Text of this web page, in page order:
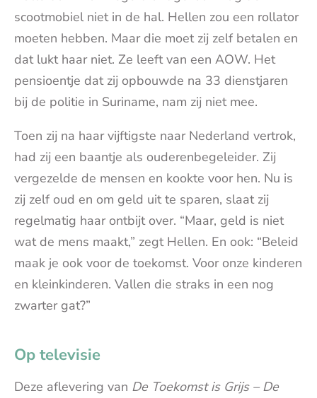
scootmobiel niet in de hal. Hellen zou een rollator
moeten hebben. Maar die moet zij zelf betalen en
dat lukt haar niet. Ze leeft van een AOW. Het
pensioentje dat zij opbouwde na 33 dienstjaren
bij de politie in Suriname, nam zij niet mee.
Toen zij na haar vijftigste naar Nederland vertrok,
had zij een baantje als ouderenbegeleider. Zij
vergezelde de mensen en kookte voor hen. Nu is
zij zelf oud en om geld uit te sparen, slaat zij
regelmatig haar ontbijt over. “Maar, geld is niet
wat de mens maakt,” zegt Hellen. En ook: “Beleid
maak je ook voor de toekomst. Voor onze kinderen
en kleinkinderen. Vallen die straks in een nog
zwarter gat?”
Op televisie
Deze aflevering van De Toekomst is Grijs – De